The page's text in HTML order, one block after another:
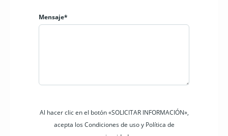
Mensaje*
Al hacer clic en el botón «SOLICITAR INFORMACIÓN»,
acepta los Condiciones de uso y Política de